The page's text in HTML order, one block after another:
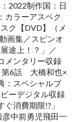
2022制作国：日
カラーアスペク
ク【DVD】（メ
画集／スピンオ
途上！？」／
メンタリー収録
第6話 大橋和也×
：スペシャルブ
ーデジタル収録
消費期限!?」
中前勇児飛田一